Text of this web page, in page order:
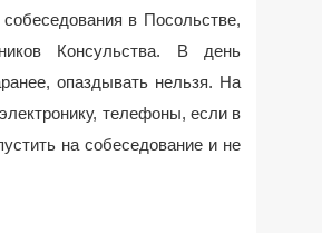
в Посольстве,
Консульства. В день
опаздывать нельзя. На
телефоны, если в
на собеседование и не